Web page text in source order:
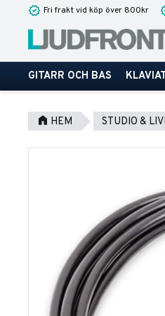
Fri frakt vid köp över 800kr
GITARR OCH BAS
HEM STUDIO &